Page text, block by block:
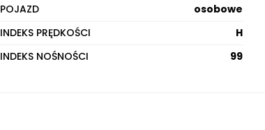
POJAZD
osobowe
INDEKS PRĘDKOŚCI
H
INDEKS NOŚNOŚCI
99